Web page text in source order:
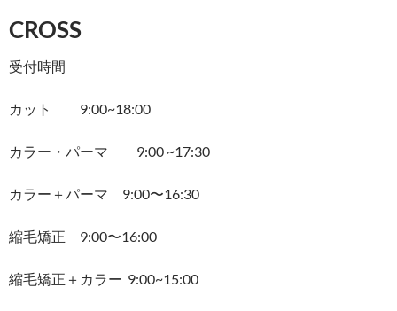
CROSS
受付時間
カット 9:00~18:00
カラー・パーマ 9:00 ~17:30
カラー＋パーマ 9:00〜16:30
縮毛矯正 9:00〜16:00
縮毛矯正＋カラー 9:00~15:00